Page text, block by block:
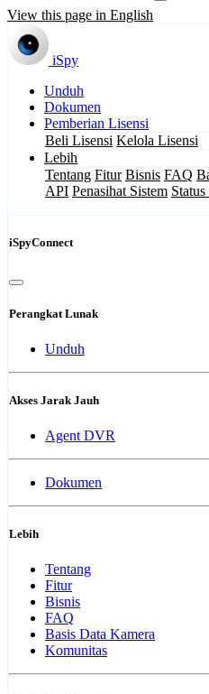
View this page in English
iSpy
Unduh
Dokumen
Pemberian Lisensi
Beli Lisensi Kelola Lisensi
Lebih
Tentang Fitur Bisnis FAQ
API Penasihat Sistem
iSpyConnect
Perangkat Lunak
Unduh
Akses Jarak Jauh
Agent DVR
Dokumen
Lebih
Tentang
Fitur
Bisnis
FAQ
Basis Data Kamera
Komunitas